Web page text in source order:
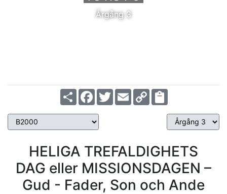
Årgång 3
ShareFacebook
TwitterEmailCopy
Link
HELIGA TREFALDIGHETS
DAG eller MISSIONSDAGEN –
Gud - Fader, Son och Ande